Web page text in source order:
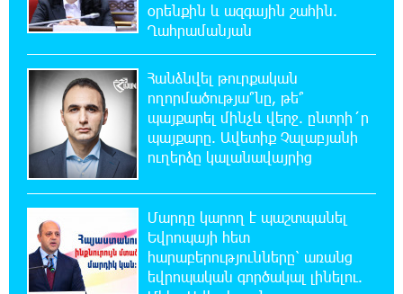
Կարենիսի Առաքելոց վանք, 5-րդ դար.
պաշտպանենք մեր եկեղեցին․ Մենուա
22:26:38 5-08-2026
Tete A Tete նախագծի շրջանակներում
Նարեկ Կարապետյանը հարցազրույց է տվել
Մհեր Բաղդասարյանին
Կեղծ էջով քաղաքացիներին առաջարկվում
է մասնակցել խաղարկության․ զգուշացում
21:59:34 5-08-2026
օրենքին և ազգային շահին.
Ղահրամանյան
Հանձնվել թուրքական
ողորմածությա՞նը, թե՞
պայքարել մինչև վերջ. ընտրի´ր
պայքարը. Ավետիք Չալաբյանի
ուղերձը կալանավայրից
Մարդը կարող է պաշտպանել
Եվրոպայի հետ
հարաբերությունները՝ առանց
եվրոպական գործակալ լինելու.